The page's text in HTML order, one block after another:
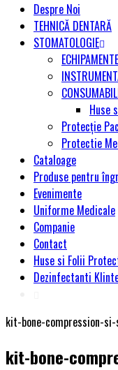
Despre Noi
TEHNICĂ DENTARĂ
STOMATOLOGIE
ECHIPAMENTE
Huse
Protecție
Protectie
Cataloage
Produse pentru
Evenimente
Uniforme Medicale
Companie
Contact
Huse si Folii
Dezinfectanti
kit-bone-compression-
kit-bone-